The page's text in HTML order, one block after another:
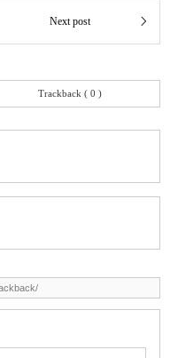
Trackback ( 0 )